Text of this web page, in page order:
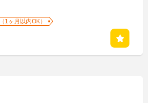
1ヶ月以内OK）